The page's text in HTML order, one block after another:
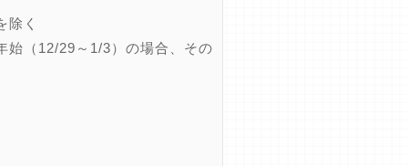
除く
始（12/29～1/3）の場合、その